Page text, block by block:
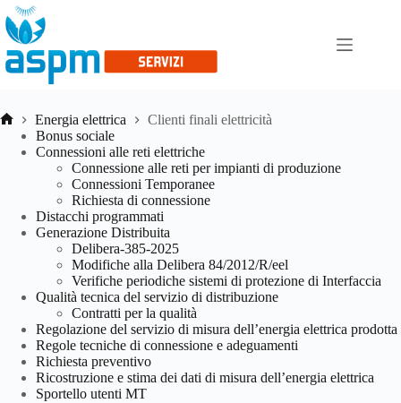
Skip
to
content
Home
Energia elettrica
Clienti finali elettricità
Bonus sociale
Connessioni alle reti elettriche
Connessione alle reti per impianti di produzione
Connessioni Temporanee
Richiesta di connessione
Distacchi programmati
Generazione Distribuita
Delibera-385-2025
Modifiche alla Delibera 84/2012/R/eel
Verifiche periodiche sistemi di protezione di Interfaccia
Qualità tecnica del servizio di distribuzione
Contratti per la qualità
Regolazione del servizio di misura dell’energia elettrica prodotta
Regole tecniche di connessione e adeguamenti
Richiesta preventivo
Ricostruzione e stima dei dati di misura dell’energia elettrica
Sportello utenti MT